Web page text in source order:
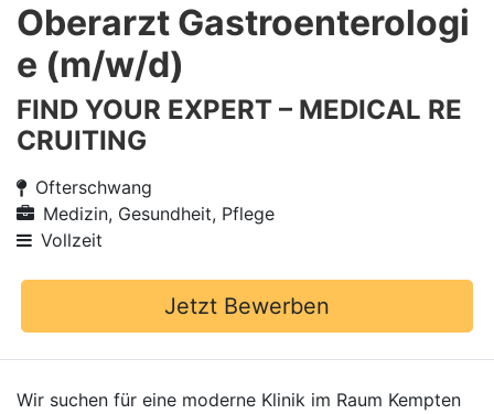
Oberarzt Gastroenterologi
e (m/w/d)
FIND YOUR EXPERT – MEDICAL RE
CRUITING
Ofterschwang
Medizin, Gesundheit, Pflege
Vollzeit
Jetzt Bewerben
Wir suchen für eine moderne Klinik im Raum Kempten